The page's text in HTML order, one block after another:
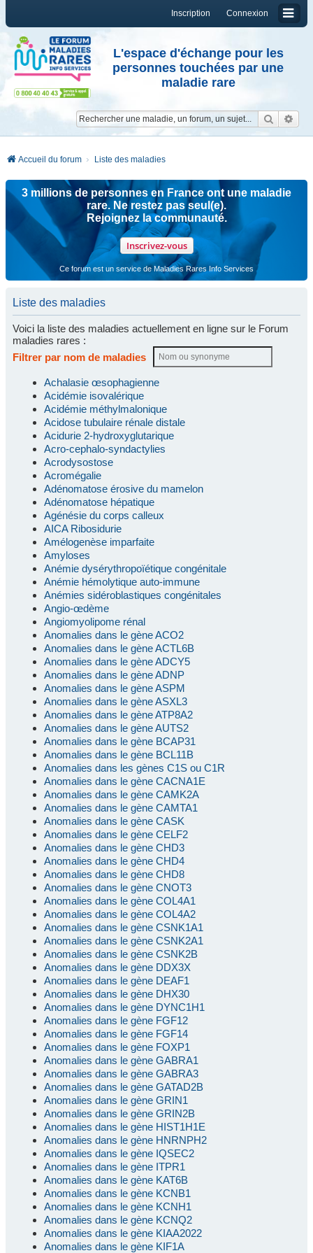
Connexion
Inscription
L'espace d'échange pour les
personnes touchées par une
maladie rare
Accueil du forum Liste des maladies
3 millions de personnes en France ont une maladie
rare. Ne restez pas seul(e).
Rejoignez la communauté.
Inscrivez-vous
Ce forum est un service de Maladies Rares Info Services
Liste des maladies
Voici la liste des maladies actuellement en ligne sur le Forum
maladies rares :
Filtrer par nom de maladies
Achalasie œsophagienne
Acidémie isovalérique
Acidémie méthylmalonique
Acidose tubulaire rénale distale
Acidurie 2-hydroxyglutarique
Acro-cephalo-syndactylies
Acrodysostose
Acromégalie
Adénomatose érosive du mamelon
Adénomatose hépatique
Agénésie du corps calleux
AICA Ribosidurie
Amélogenèse imparfaite
Amyloses
Anémie dysérythropoïétique congénitale
Anémie hémolytique auto-immune
Anémies sidéroblastiques congénitales
Angio-œdème
Angiomyolipome rénal
Anomalies dans le gène ACO2
Anomalies dans le gène ACTL6B
Anomalies dans le gène ADCY5
Anomalies dans le gène ADNP
Anomalies dans le gène ASPM
Anomalies dans le gène ASXL3
Anomalies dans le gène ATP8A2
Anomalies dans le gène AUTS2
Anomalies dans le gène BCAP31
Anomalies dans le gène BCL11B
Anomalies dans les gènes C1S ou C1R
Anomalies dans le gène CACNA1E
Anomalies dans le gène CAMK2A
Anomalies dans le gène CAMTA1
Anomalies dans le gène CASK
Anomalies dans le gène CELF2
Anomalies dans le gène CHD3
Anomalies dans le gène CHD4
Anomalies dans le gène CHD8
Anomalies dans le gène CNOT3
Anomalies dans le gène COL4A1
Anomalies dans le gène COL4A2
Anomalies dans le gène CSNK1A1
Anomalies dans le gène CSNK2A1
Anomalies dans le gène CSNK2B
Anomalies dans le gène DDX3X
Anomalies dans le gène DEAF1
Anomalies dans le gène DHX30
Anomalies dans le gène DYNC1H1
Anomalies dans le gène FGF12
Anomalies dans le gène FGF14
Anomalies dans le gène FOXP1
Anomalies dans le gène GABRA1
Anomalies dans le gène GABRA3
Anomalies dans le gène GATAD2B
Anomalies dans le gène GRIN1
Anomalies dans le gène GRIN2B
Anomalies dans le gène HIST1H1E
Anomalies dans le gène HNRNPH2
Anomalies dans le gène IQSEC2
Anomalies dans le gène ITPR1
Anomalies dans le gène KAT6B
Anomalies dans le gène KCNB1
Anomalies dans le gène KCNH1
Anomalies dans le gène KCNQ2
Anomalies dans le gène KIAA2022
Anomalies dans le gène KIF1A